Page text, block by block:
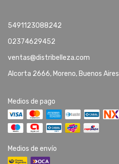
5491123088242
02374629452
ventas@distribelleza.com
Alcorta 2666, Moreno, Buenos Aires
Medios de pago
Medios de envío